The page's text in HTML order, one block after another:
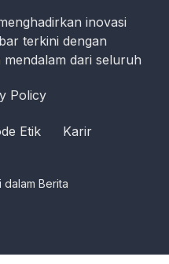
inovasi
terkini dengan
dari seluruh
Policy
Etik Karir
Berita